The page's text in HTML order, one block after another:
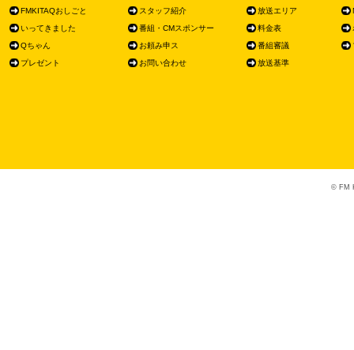
FMKITAQおしごと
いってきました
Qちゃん
プレゼント
スタッフ紹介
番組・CMスポンサー
お頼み申ス
お問い合わせ
放送エリア
料金表
番組審議
放送基準
© FM